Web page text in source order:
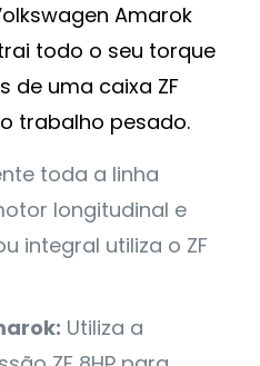
Amarok
todo o seu torque
de uma caixa ZF
trabalho pesado.
toda a linha
longitudinal e
integral utiliza o ZF
Utiliza a